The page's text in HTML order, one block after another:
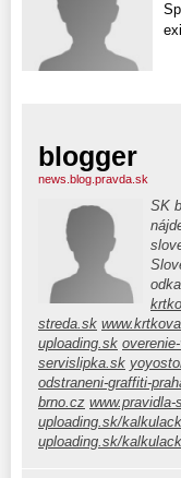
blogger
news.blog.pravda.sk
SK
streda.sk
uploading.sk
servislipka.sk
odstraneni-graffiti-
brno.cz www.pravidla-
uploading.sk/
uploading.sk/